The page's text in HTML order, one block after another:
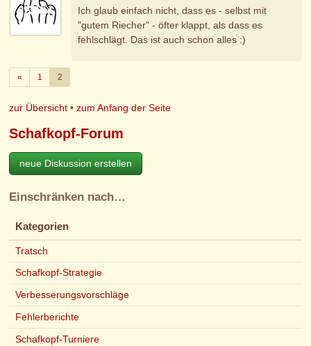
Ich glaub einfach nicht, dass es - selbst mit
"gutem Riecher" - öfter klappt, als dass es
fehlschlägt. Das ist auch schon alles :)
«Zurück
1 2
zur Übersicht •zum Anfang der Seite
Schafkopf-Forum
neue Diskussion erstellen
Einschränken nach…
Kategorien
Tratsch
Schafkopf-Strategie
Verbesserungsvorschläge
Fehlerberichte
Schafkopf-Turniere